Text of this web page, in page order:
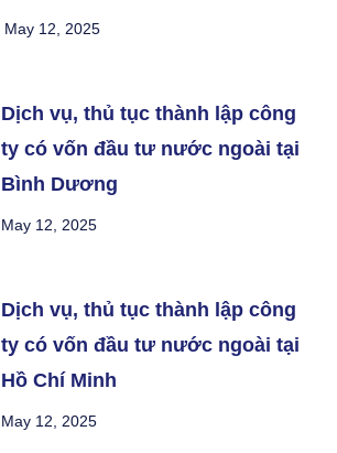
May 12, 2025
Dịch vụ, thủ tục thành lập công
ty có vốn đầu tư nước ngoài tại
Bình Dương
May 12, 2025
Dịch vụ, thủ tục thành lập công
ty có vốn đầu tư nước ngoài tại
Hồ Chí Minh
May 12, 2025